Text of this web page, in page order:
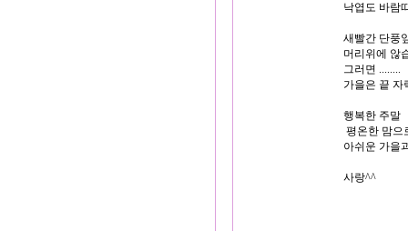
낙엽도 바람
새빨간 단풍
머리위에 않
그러면 ........
가을은 끝 자
행복한 주말
평온한 맘으
아쉬운 가을
사랑^^